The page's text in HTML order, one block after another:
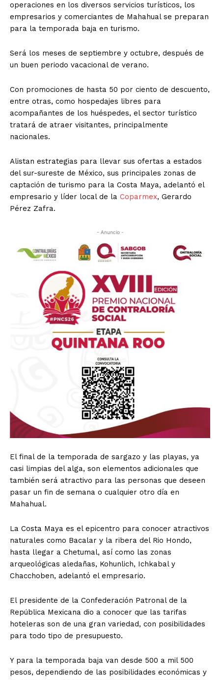
operaciones en los diversos servicios turísticos, los
empresarios y comerciantes de Mahahual se preparan
para la temporada baja en turismo.
Será los meses de septiembre y octubre, después de
un buen periodo vacacional de verano.
Con promociones de hasta 50 por ciento de descuento,
entre otras, como hospedajes libres para
acompañantes de los huéspedes, el sector turístico
tratará de atraer visitantes, principalmente
nacionales.
Alistan estrategias para llevar sus ofertas a estados
del sur-sureste de México, sus principales zonas de
captación de turismo para la Costa Maya, adelantó el
empresario y líder local de la Coparmex, Gerardo
Pérez Zafra.
- Anuncio -
El final de la temporada de sargazo y las playas, ya
casi limpias del alga, son elementos adicionales que
también será atractivo para las personas que deseen
pasar un fin de semana o cualquier otro día en
Mahahual.
La Costa Maya es el epicentro para conocer atractivos
naturales como Bacalar y la ribera del Rio Hondo,
hasta llegar a Chetumal, así como las zonas
arqueológicas aledañas, Kohunlich, Ichkabal y
Chacchoben, adelantó el empresario.
El presidente de la Confederación Patronal de la
República Mexicana dio a conocer que las tarifas
hoteleras son de una gran variedad, con posibilidades
para todo tipo de presupuesto.
Y para la temporada baja van desde 500 a mil 500
pesos, dependiendo de las posibilidades económicas y